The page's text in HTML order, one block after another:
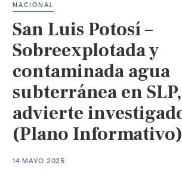
es
cómo
grupos
criminales
han
agravado
la
crisis
(Milenio)
NACIONAL
San Luis Potosí –
Sobreexplotada y
contaminada agua
subterránea en SLP,
advierte
(Plano Informativo)
14 MAYO 2025